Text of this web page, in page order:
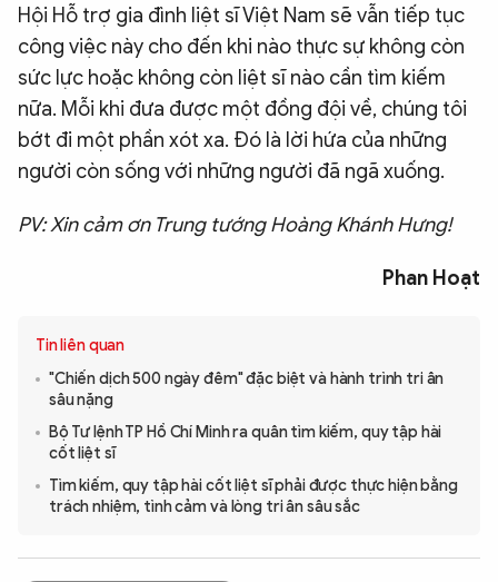
Hội Hỗ trợ gia đình liệt sĩ Việt Nam sẽ vẫn tiếp tục
công việc này cho đến khi nào thực sự không còn
sức lực hoặc không còn liệt sĩ nào cần tìm kiếm
nữa. Mỗi khi đưa được một đồng đội về, chúng tôi
bớt đi một phần xót xa. Đó là lời hứa của những
người còn sống với những người đã ngã xuống.
PV: Xin cảm ơn Trung tướng Hoàng Khánh Hưng!
Phan Hoạt
Tin liên quan
"Chiến dịch 500 ngày đêm" đặc biệt và hành trình tri ân
sâu nặng
Bộ Tư lệnh TP Hồ Chí Minh ra quân tìm kiếm, quy tập hài
cốt liệt sĩ
Tìm kiếm, quy tập hài cốt liệt sĩ phải được thực hiện bằng
trách nhiệm, tình cảm và lòng tri ân sâu sắc